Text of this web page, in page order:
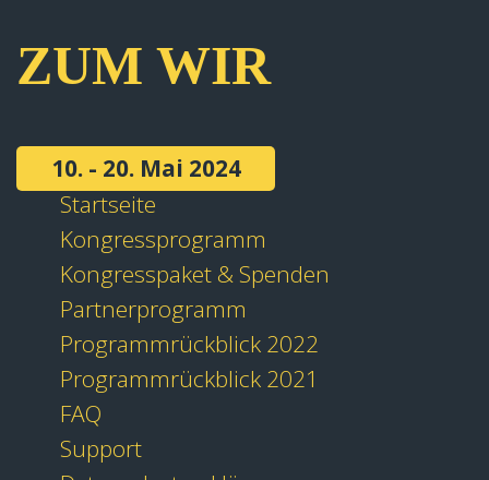
ZUM WIR
10. - 20. Mai 2024
Startseite
Kongressprogramm
Kongresspaket & Spenden
Partnerprogramm
Programmrückblick 2022
Programmrückblick 2021
FAQ
Support